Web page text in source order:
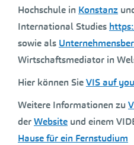
Hochschule in Konstanz
International Studies
sowie als
Wirtschaftsmediator in
Hier können SieVIS auf
Weitere Informationen zu
derWebsite und einem
Hause für ein Fernstudium